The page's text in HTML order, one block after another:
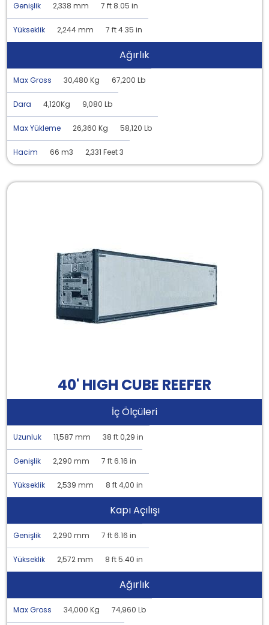
Genişlik 2,338 mm 7 ft 8.05 in
Yükseklik 2,244 mm 7 ft 4.35 in
Ağırlık
Max Gross 30,480 Kg 67,200 Lb
Dara 4,120Kg 9,080 Lb
Max Yükleme 26,360 Kg 58,120 Lb
Hacim 66 m3 2,331 Feet 3
40' HIGH CUBE REEFER
İç Ölçüleri
Uzunluk 11,587 mm 38 ft 0,29 in
Genişlik 2,290 mm 7 ft 6.16 in
Yükseklik 2,539 mm 8 ft 4,00 in
Kapı Açılışı
Genişlik 2,290 mm 7 ft 6.16 in
Yükseklik 2,572 mm 8 ft 5.40 in
Ağırlık
Max Gross 34,000 Kg 74,960 Lb